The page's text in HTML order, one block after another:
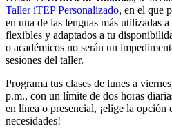
Taller iTEP Personalizado, en el que
en una de las lenguas más utilizadas
flexibles y adaptados a tu
o académicos no serán un
sesiones del taller.
Programa tus clases de lunes a
p.m., con un límite de dos horas
en línea o presencial, ¡elige la opción
necesidades!